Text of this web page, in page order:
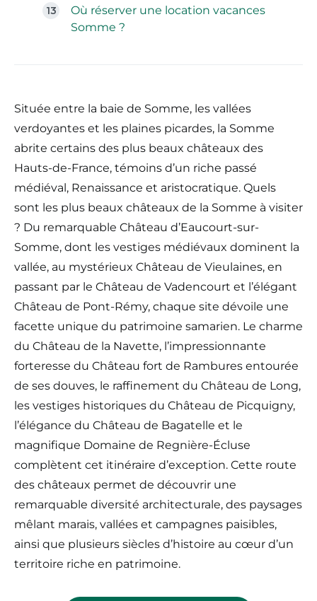
Où réserver une location vacances
Somme ?
Située entre la baie de Somme, les vallées
verdoyantes et les plaines picardes, la Somme
abrite certains des plus beaux châteaux des
Hauts-de-France, témoins d’un riche passé
médiéval, Renaissance et aristocratique. Quels
sont les plus beaux châteaux de la Somme à visiter
? Du remarquable Château d’Eaucourt-sur-
Somme, dont les vestiges médiévaux dominent la
vallée, au mystérieux Château de Vieulaines, en
passant par le Château de Vadencourt et l’élégant
Château de Pont-Rémy, chaque site dévoile une
facette unique du patrimoine samarien. Le charme
du Château de la Navette, l’impressionnante
forteresse du Château fort de Rambures entourée
de ses douves, le raffinement du Château de Long,
les vestiges historiques du Château de Picquigny,
l’élégance du Château de Bagatelle et le
magnifique Domaine de Regnière-Écluse
complètent cet itinéraire d’exception. Cette route
des châteaux permet de découvrir une
remarquable diversité architecturale, des paysages
mêlant marais, vallées et campagnes paisibles,
ainsi que plusieurs siècles d’histoire au cœur d’un
territoire riche en patrimoine.